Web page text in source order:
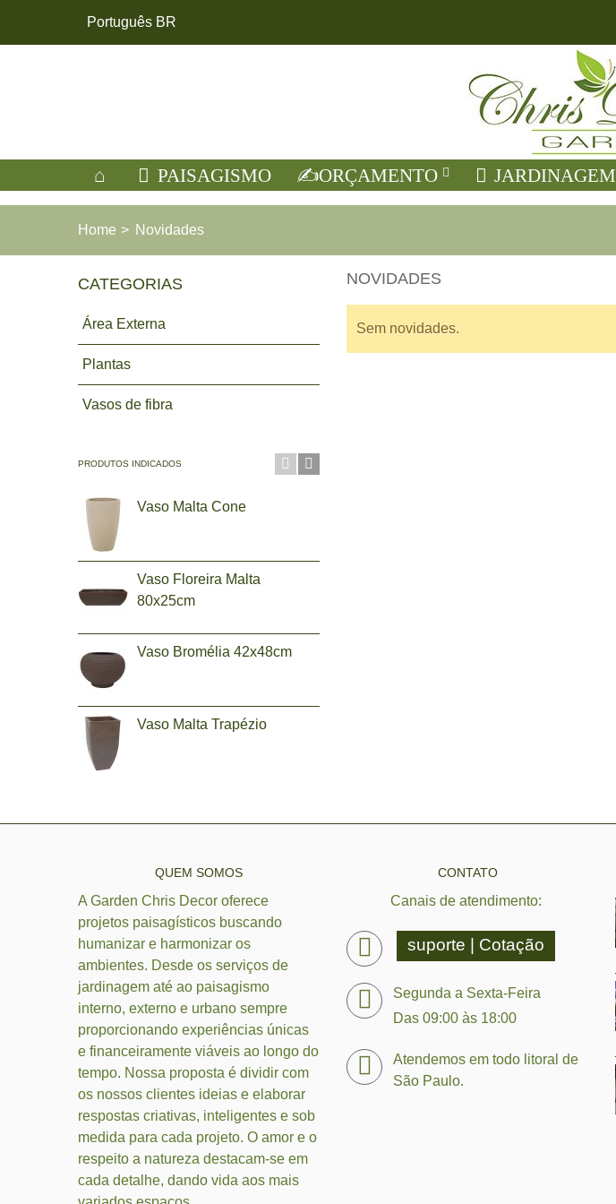
Português BR
PAISAGISMO ORÇAMENTO JARDINAGEM
Home > Novidades
CATEGORIAS
Área Externa
Plantas
Vasos de fibra
PRODUTOS INDICADOS
Vaso Malta Cone
Vaso Floreira Malta
80x25cm
Vaso Bromélia 42x48cm
Vaso Malta Trapézio
NOVIDADES
Sem novidades.
QUEM SOMOS
A Garden Chris Decor oferece
projetos paisagísticos buscando
humanizar e harmonizar os
ambientes. Desde os serviços de
jardinagem até ao paisagismo
interno, externo e urbano sempre
proporcionando experiências únicas
e financeiramente viáveis ao longo do
tempo. Nossa proposta é dividir com
os nossos clientes ideias e elaborar
respostas criativas, inteligentes e sob
medida para cada projeto. O amor e o
respeito a natureza destacam-se em
cada detalhe, dando vida aos mais
CONTATO
Canais de atendimento:
suporte | Cotação
Segunda a Sexta-Feira
Das 09:00 às 18:00
Atendemos em todo litoral de
São Paulo.